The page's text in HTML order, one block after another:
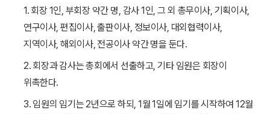
1. 회장 1인, 부회장 약간 명, 감사 1인, 그 외 총무이사, 기획이사,
연구이사, 편집이사, 출판이사, 정보이사, 대외협력이사,
지역이사, 해외이사, 전공이사 약간 명을 둔다.
2. 회장과 감사는 총회에서 선출하고, 기타 임원은 회장이
위촉한다.
3. 임원의 임기는 2년으로 하되, 1월 1일에 임기를 시작하여 12월